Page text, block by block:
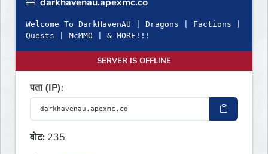
Welcome To DarkHavenAU | Dragons | Factions |
Quests | McMMO | & MORE!!!
SERVER IS OFFLINE
पता (IP):
वोट: 235